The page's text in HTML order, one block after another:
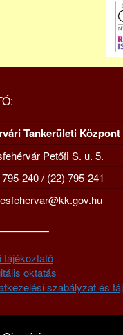
Tankerületi Központ
Petőfi S. u. 5.
240 / (22) 795-241
tájékoztató
oktatás
szabályzat és